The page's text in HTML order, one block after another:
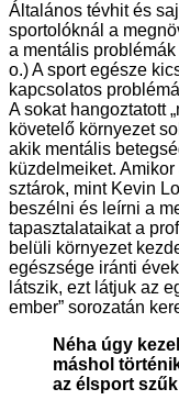
Általános tévhit és
sportolóknál a
a mentális
o.) A sport egésze
kapcsolatos
A sokat hangoztatott
követelő környezet
akik mentális
küzdelmeiket.
sztárok, mint Kevin
beszélni és leírni a
tapasztalataikat a
belüli környezet
egészsége iránti
látszik, ezt látjuk az
ember” sorozatán
Néha úgy
máshol
az élsport